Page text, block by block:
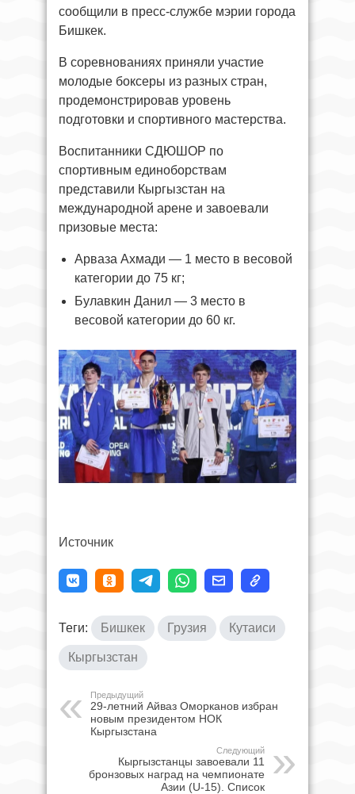
сообщили в пресс-службе мэрии города
Бишкек.
В соревнованиях приняли участие
молодые боксеры из разных стран,
продемонстрировав уровень
подготовки и спортивного мастерства.
Воспитанники СДЮШОР по
спортивным единоборствам
представили Кыргызстан на
международной арене и завоевали
призовые места:
Арваза Ахмади — 1 место в весовой
категории до 75 кг;
Булавкин Данил — 3 место в
весовой категории до 60 кг.
Источник
Теги: Бишкек Грузия Кутаиси
Кыргызстан
Предыдущий
29-летний Айваз Оморканов избран
новым президентом НОК
Кыргызстана
Следующий
Кыргызстанцы завоевали 11
бронзовых наград на чемпионате
Азии (U-15). Список